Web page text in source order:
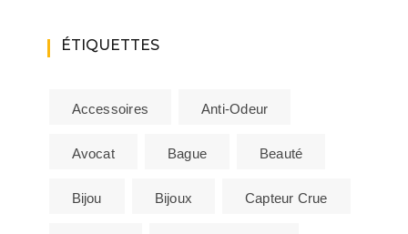
ÉTIQUETTES
Accessoires Anti-Odeur
Avocat Bague Beauté
Bijou Bijoux Capteur Crue